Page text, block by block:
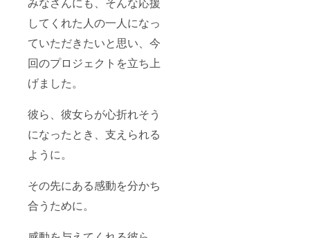
してくれた人の一人になっ
ていただきたいと思い、今
回のプロジェクトを立ち上
げました。
彼ら、彼女らが心折れそう
になったとき、支えられる
ように。
その先にある感動を分かち
合うために。